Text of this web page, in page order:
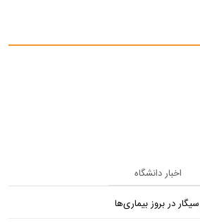
اخبار دانشگاه
در بروز بیماری‌ها